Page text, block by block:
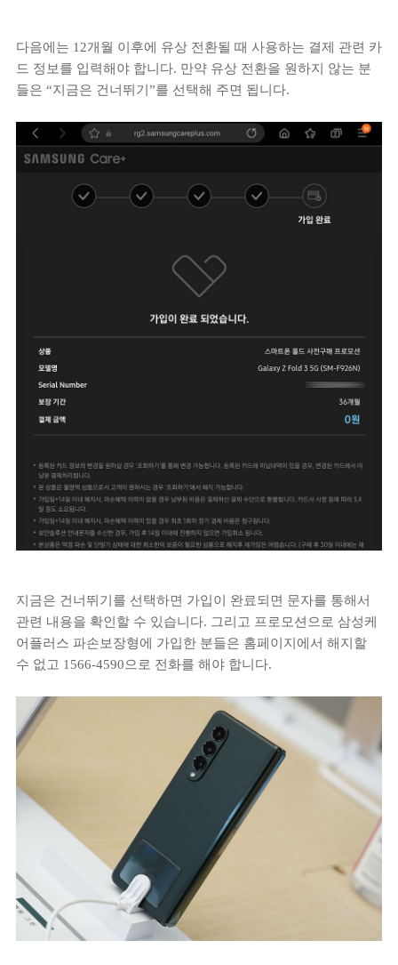
다음에는 12개월 이후에 유상 전환될 때 사용하는 결제 관련 카
드 정보를 입력해야 합니다. 만약 유상 전환을 원하지 않는 분
들은 “지금은 건너뛰기”를 선택해 주면 됩니다.
지금은 건너뛰기를 선택하면 가입이 완료되면 문자를 통해서
관련 내용을 확인할 수 있습니다. 그리고 프로모션으로 삼성케
어플러스 파손보장형에 가입한 분들은 홈페이지에서 해지할
수 없고 1566-4590으로 전화를 해야 합니다.